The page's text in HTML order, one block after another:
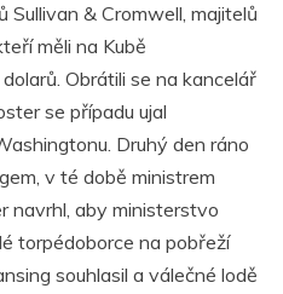
& Cromwell, majitelů
měli na Kubě
Obrátili se na kancelář
se případu ujal
Druhý den ráno
v té době ministrem
navrhl, aby ministerstvo
torpédoborce na pobřeží
souhlasil a válečné lodě